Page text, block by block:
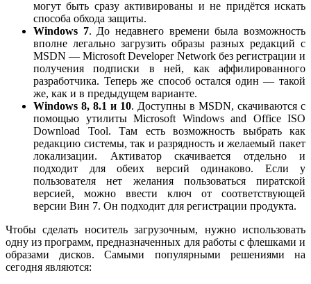
могут быть сразу активированы и не придётся искать
способа обхода защиты.
Windows 7. До недавнего времени была возможность
вполне легально загрузить образы разных редакций с
MSDN — Microsoft Developer Network без регистрации и
получения подписки в ней, как аффилированного
разработчика. Теперь же способ остался один — такой
же, как и в предыдущем варианте.
Windows 8, 8.1 и 10. Доступны в MSDN, скачиваются с
помощью утилиты Microsoft Windows and Office ISO
Download Tool. Там есть возможность выбрать как
редакцию системы, так и разрядность и желаемый пакет
локализации. Активатор скачивается отдельно и
подходит для обеих версий одинаково. Если у
пользователя нет желания пользоваться пиратской
версией, можно ввести ключ от соответствующей
версии Вин 7. Он подходит для регистрации продукта.
Чтобы сделать носитель загрузочным, нужно использовать
одну из программ, предназначенных для работы с флешками и
образами дисков. Самыми популярными решениями на
сегодня являются: